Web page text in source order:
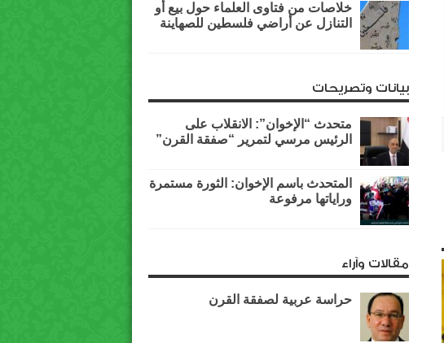
خلاصات من فتاوى العلماء حول بيع أو
التنازل عن أراضي فلسطين للصهاينة
بيانات وتصريحات
متحدث “الإخوان”: الانقلاب على
الرئيس مرسي لتمرير “صفقة القرن”
المتحدث باسم الإخوان: الثورة مستمرة
وراياتها مرفوعة
مقالات وآراء
حراسة عربية لصفقة القرن